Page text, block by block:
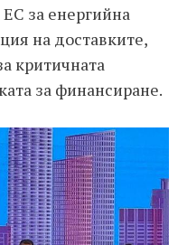
за енергийна
на доставките,
критичната
за финансиране.